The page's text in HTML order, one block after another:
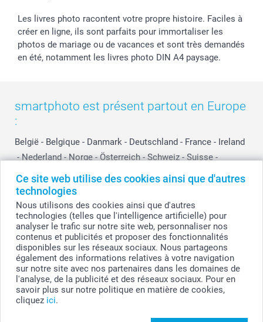
Ce site web utilise des cookies ainsi que d'autres
technologies
Nous utilisons des cookies ainsi que d'autres
technologies (telles que l'intelligence artificielle) pour
analyser le trafic sur notre site web, personnaliser nos
contenus et publicités et proposer des fonctionnalités
disponibles sur les réseaux sociaux. Nous partageons
également des informations relatives à votre navigation
sur notre site avec nos partenaires dans les domaines de
l'analyse, de la publicité et des réseaux sociaux. Pour en
savoir plus sur notre politique en matière de cookies,
cliquez ici.
Créez votre Jeu de cartes Mémo
Les livres photo racontent votre propre histoire. Faciles à
créer en ligne, ils sont parfaits pour immortaliser les
photos de mariage ou de vacances et sont très demandés
en été, notamment les livres photo DIN A4 paysage.
smartphoto est présent partout en Europe
:
België - Belgique - Danmark - Deutschland - France - Ireland
- Nederland - Norge - Österreich - Schweiz - Suisse -
Switzerland
Suomi Sverige United Kingdom
Other Countries
© smartphoto group. Tous droits réservés
Tous les prix sont en francs suisses (CHF), TVA incluse et hors frais de port.